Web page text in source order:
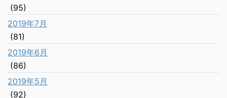
(95)
2019年7月
(81)
2019年6月
(86)
2019年5月
(92)